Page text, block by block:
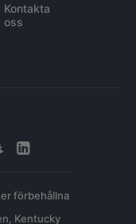
Kontakta
oss
förbehållna